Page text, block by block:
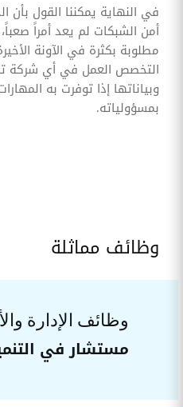
في النهاية يمكننا القول
أمن الشبكات لم يعد أمراً
مطلوبة بكثرة في الآونة
التخصص العمل في أي شركة
وبياناتها إذا توفرت به
بمسؤولياته.
وظائف مماثلة
وظائف الإدارة
مستشار في